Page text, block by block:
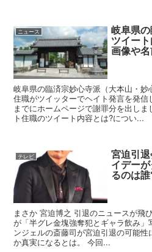
ニュース 岐阜県
ツイー
画像や
岐阜県の臨済宗妙心寺派（大本山・
住職がツイッターでヘイト発言を発
までにホームページで謝罪分を出し
ト住職のツイート内容とは?につい...
テレビ 宮迫引
イデー
るのは
まさか 宮迫博之 引退のニュースが飛
が「半グレ金塊強奪犯とギャラ飲み
ンジェルの斎藤司が宮迫引退の可能
か真実になるとは。 今回...